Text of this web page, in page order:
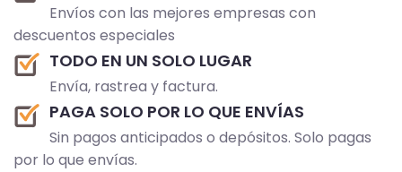
Envíos con las mejores empresas con
descuentos especiales
TODO EN UN SOLO LUGAR
Envía, rastrea y factura.
PAGA SOLO POR LO QUE ENVÍAS
Sin pagos anticipados o depósitos. Solo pagas
por lo que envías.